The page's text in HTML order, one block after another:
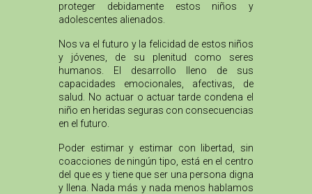
proteger debidamente estos niños y
adolescentes alienados.
Nos va el futuro y la felicidad de estos niños
y jóvenes, de su plenitud como seres
humanos. El desarrollo lleno de sus
capacidades emocionales, afectivas, de
salud. No actuar o actuar tarde condena el
niño en heridas seguras con consecuencias
en el futuro.
Poder estimar y estimar con libertad, sin
coacciones de ningún tipo, está en el centro
del que es y tiene que ser una persona digna
y llena. Nada más y nada menos hablamos